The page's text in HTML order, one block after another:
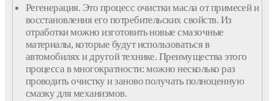
Регенерация. Это процесс очистки масла от примесей и
восстановления его потребительских свойств. Из
отработки можно изготовить новые смазочные
материалы, которые будут использоваться в
автомобилях и другой технике. Преимущества этого
процесса в многократности: можно несколько раз
проводить очистку и заново получать полноценную
смазку для механизмов.